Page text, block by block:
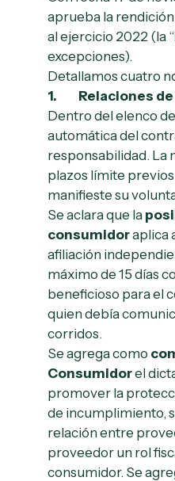
aprueba la
al ejercicio 2022 (la “
excepciones).
Detallamos cuatro
1. Relaciones de
Dentro del elenco de
automática del
responsabilidad. La
plazos límite
manifieste su
Se aclara que la
consumidoraplica
afiliación
máximo de 15 días
beneficioso para el
quien debía
corridos.
Se agrega como
Consumidorel
promover la
de incumplimiento,
relación entre
proveedor un rol
consumidor. Se